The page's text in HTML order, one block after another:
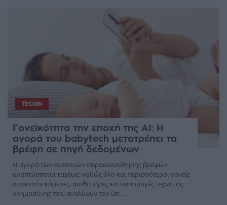
TECHIN
Γονεϊκότητα την εποχή της AI: Η
αγορά του babytech μετατρέπει τα
βρέφη σε πηγή δεδομένων
Η αγορά των συσκευών παρακολούθησης βρεφών
αναπτύσσεται ταχέως, καθώς όλο και περισσότεροι γονείς
αποκτούν κάμερες, αισθητήρες και εφαρμογές τεχνητής
νοημοσύνης που αναλύουν τον ύπ ...